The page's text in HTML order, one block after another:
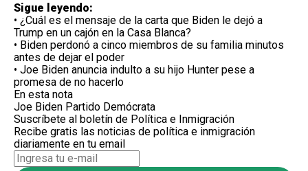
Sigue leyendo:
• ¿Cuál es el mensaje de la carta que Biden le dejó a
Trump en un cajón en la Casa Blanca?
• Biden perdonó a cinco miembros de su familia minutos
antes de dejar el poder
• Joe Biden anuncia indulto a su hijo Hunter pese a
promesa de no hacerlo
En esta nota
Joe Biden Partido Demócrata
Suscríbete al boletín de Política e Inmigración
Recibe gratis las noticias de política e inmigración
diariamente en tu email